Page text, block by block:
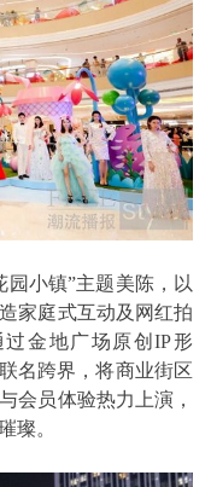
小镇”主题美陈，以
家庭式互动及网红拍
金地广场原创IP形
名跨界，将商业街区
会员体验热力上演，
璨。